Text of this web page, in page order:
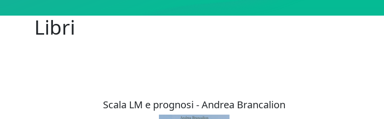
Libri
Scala LM e prognosi - Andrea Brancalion